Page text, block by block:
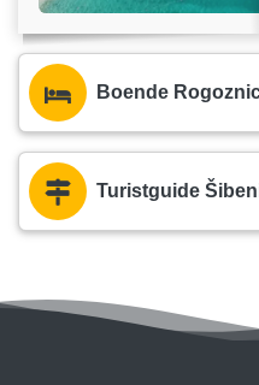
Boende
Turistguide